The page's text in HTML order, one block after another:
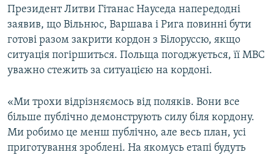
Президент Литви Гітанас Науседа напередодні
заявив, що Вільнюс, Варшава і Рига повинні бути
готові разом закрити кордон з Білоруссю, якщо
ситуація погіршиться. Польща погоджується, її МВС
уважно стежить за ситуацією на кордоні.
«Ми трохи відрізняємось від поляків. Вони все
більше публічно демонструють силу біля кордону.
Ми робимо це менш публічно, але весь план, усі
приготування зроблені. На якомусь етапі будуть